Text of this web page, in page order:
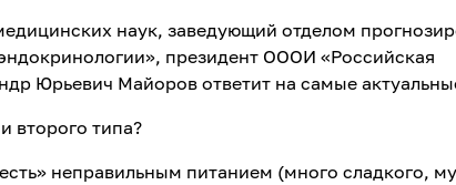
наук, заведующий отделом
президент ОООИ «Российская
Юрьевич Майоров ответит на самые
второго типа?
неправильным питанием (много сладкого,